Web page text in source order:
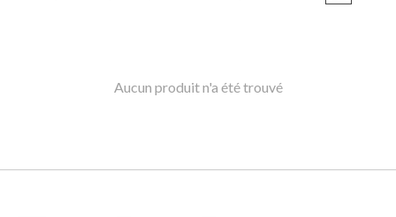
Aucun produit n'a été trouvé